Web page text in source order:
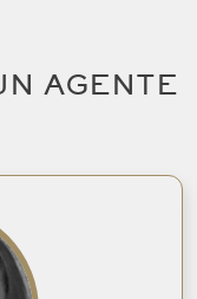
AGENTE